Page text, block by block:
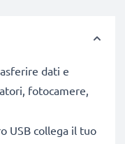
dati e
fotocamere,
USB collega il tuo